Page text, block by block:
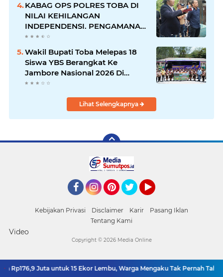
KABAG OPS POLRES TOBA DI
NILAI KEHILANGAN
INDEPENDENSI. PENGAMANAN
PENEMBOKAN TANAH DI
LAGUBOTI DAPAT SOROTAN.
Wakil Bupati Toba Melepas 18
Siswa YBS Berangkat Ke
Jambore Nasional 2026 Di
Cibubur.
Lihat Selengkapnya
Kebijakan Privasi Disclaimer Karir
Pasang Iklan
Tentang Kami
Video
Juta untuk 15 Ekor Lembu, Warga Mengaku Tak Pernah Tahu
Copyright © 2026 Media Online